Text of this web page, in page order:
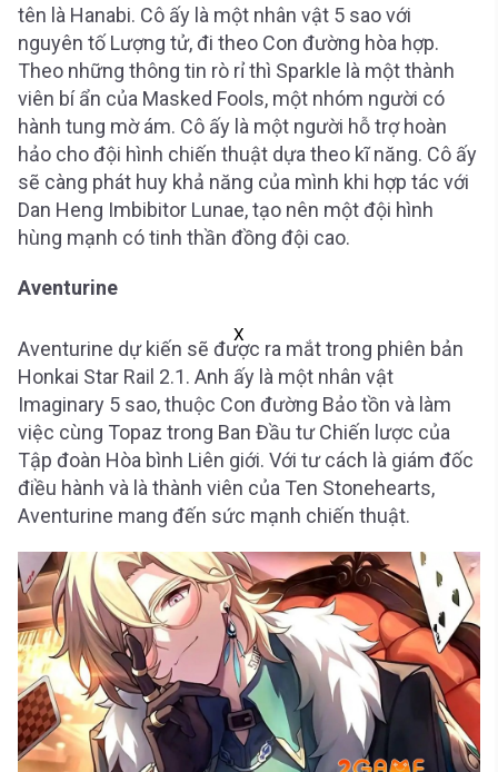
tên là Hanabi. Cô ấy là một nhân vật 5 sao với
nguyên tố Lượng tử, đi theo Con đường hòa hợp.
Theo những thông tin rò rỉ thì Sparkle là một thành
viên bí ẩn của Masked Fools, một nhóm người có
hành tung mờ ám. Cô ấy là một người hỗ trợ hoàn
hảo cho đội hình chiến thuật dựa theo kĩ năng. Cô ấy
sẽ càng phát huy khả năng của mình khi hợp tác với
Dan Heng Imbibitor Lunae, tạo nên một đội hình
hùng mạnh có tinh thần đồng đội cao.
Aventurine
X
Aventurine dự kiến sẽ được ra mắt trong phiên bản
Honkai Star Rail 2.1. Anh ấy là một nhân vật
Imaginary 5 sao, thuộc Con đường Bảo tồn và làm
việc cùng Topaz trong Ban Đầu tư Chiến lược của
Tập đoàn Hòa bình Liên giới. Với tư cách là giám đốc
điều hành và là thành viên của Ten Stonehearts,
Aventurine mang đến sức mạnh chiến thuật.